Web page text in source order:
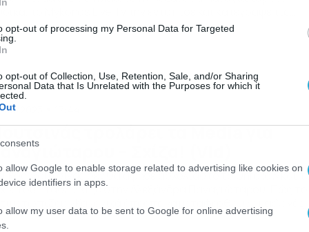
opt-out of processing my Personal Data for Targeted
opt-out of Collection, Use, Retention, Sale, and/or Sharing
Data that Is Unrelated with the Purposes for which it
allow Google to enable storage related to advertising like cookies on
identifiers in apps.
allow my user data to be sent to Google for online advertising
της εκρηκτικής influencer. Tα φλας του Νίκου Ζώτου
άλλων παπαράτσι έπεσαν βροχή!
2023
τρολάρει τα Media για
– Σχίζα! (Vid)
Μουτσινάς δεν θα άφησε ασχολίαστο το Unfollow και
του Στάθη Σχίζα στην Αλεξάνδρα Παναγιώταρου. Πώς το
«Κανονικά έπρεπε να μεταφερθούν οι
αντίδρασή του. Δείτε το βίντεο…